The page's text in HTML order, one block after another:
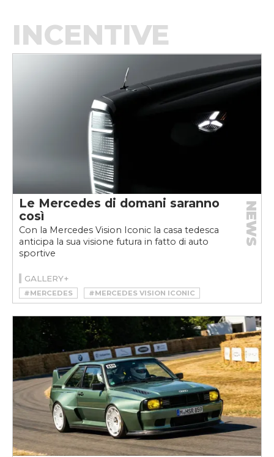
INCENTIVE
Le Mercedes di domani saranno
così
Con la Mercedes Vision Iconic la casa tedesca
anticipa la sua visione futura in fatto di auto
sportive
NEWS
GALLERY+
#MERCEDES #MERCEDES VISION ICONIC